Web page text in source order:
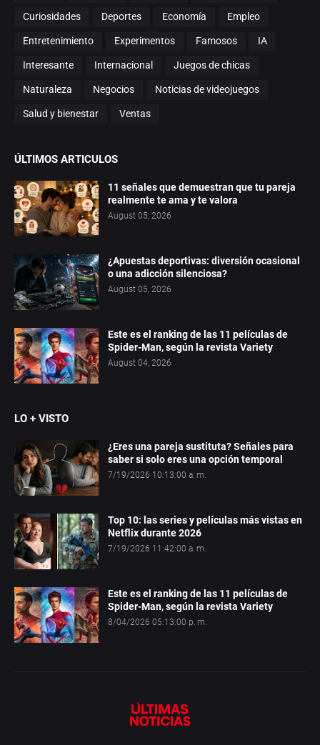
Curiosidades Deportes Economía Empleo
Entretenimiento Experimentos Famosos IA
Interesante Internacional Juegos de chicas
Naturaleza Negocios Noticias de videojuegos
Salud y bienestar Ventas
ÚLTIMOS ARTICULOS
11 señales que demuestran que tu pareja
realmente te ama y te valora
August 05, 2026
¿Apuestas deportivas: diversión ocasional
o una adicción silenciosa?
August 05, 2026
Este es el ranking de las 11 películas de
Spider-Man, según la revista Variety
August 04, 2026
LO + VISTO
¿Eres una pareja sustituta? Señales para
saber si solo eres una opción temporal
7/19/2026 10:13:00 a. m.
Top 10: las series y películas más vistas en
Netflix durante 2026
7/19/2026 11:42:00 a. m.
Este es el ranking de las 11 películas de
Spider-Man, según la revista Variety
8/04/2026 05:13:00 p. m.